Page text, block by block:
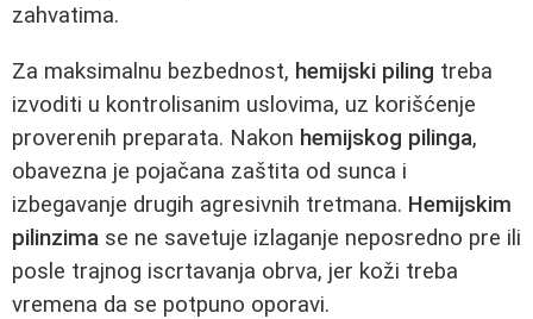
zahvatima.
Za maksimalnu bezbednost, hemijski piling treba
izvoditi u kontrolisanim uslovima, uz korišćenje
proverenih preparata. Nakon hemijskog pilinga,
obavezna je pojačana zaštita od sunca i
izbegavanje drugih agresivnih tretmana. Hemijskim
pilinzima se ne savetuje izlaganje neposredno pre ili
posle trajnog iscrtavanja obrva, jer koži treba
vremena da se potpuno oporavi.